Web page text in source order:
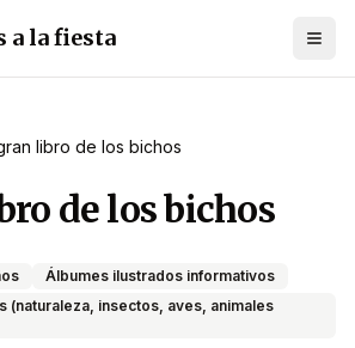
a la fiesta
libro de los bichos
de los bichos
Álbumes ilustrados informativos
(naturaleza, insectos, aves, animales